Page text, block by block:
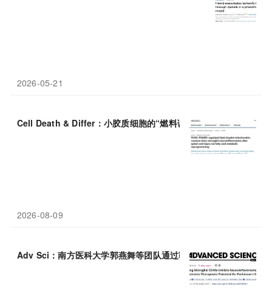
2026-05-21
Cell Death & Differ：小胶质细胞的“燃料调度阴谋”：中山大学
2026-08-09
Adv Sci：南方医科大学郭燕舞等团队通过靶向小胶质细胞CD49a